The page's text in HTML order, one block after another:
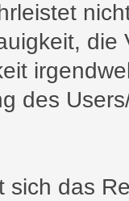
die
des
sich das